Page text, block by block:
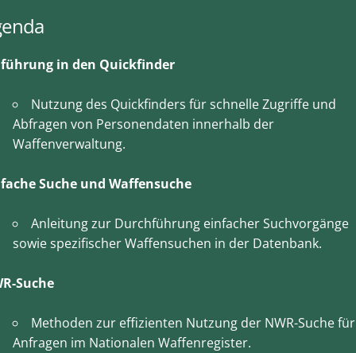
in den Quickfinder
Nutzung des Quickfinders für schnelle Zugriffe und
Abfragen von Personendaten innerhalb der
Waffenverwaltung.
Suche und Waffensuche
Anleitung zur Durchführung einfacher Suchvorgänge
sowie spezifischer Waffensuchen in der Datenbank.
Suche
Methoden zur effizienten Nutzung der NWR-Suche für
Anfragen im Nationalen Waffenregister.